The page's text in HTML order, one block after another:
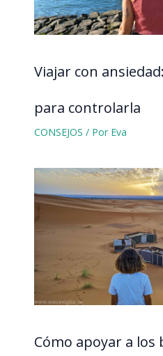
Viajar con
para controlarla
CONSEJOS / Por Eva
Cómo apoyar a los